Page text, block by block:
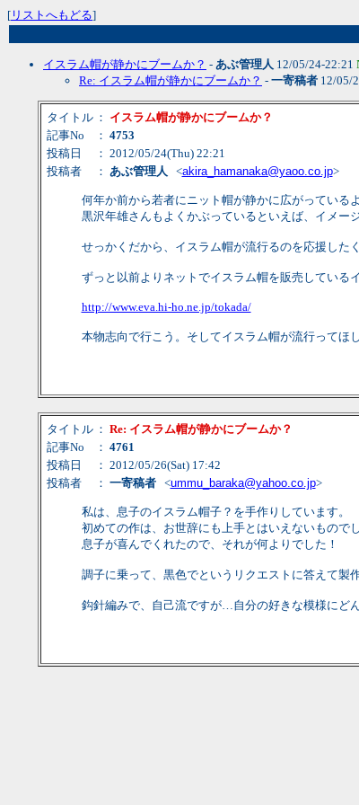
[ リストへもどる]
イスラム帽が静かにブームか？ - あぶ管理人 12/05/24-22:21
Re: イスラム帽が静かにブームか？ - 一寄稿者 12/05/
タイトル ： イスラム帽が静かにブームか？
記事No
： 4753
投稿日
： 2012/05/24(Thu) 22:21
投稿者
： あぶ管理人 <akira_hamanaka@yaoo.co.jp>
何年か前から若者にニット帽が静かに広がっている
黒沢年雄さんもよくかぶっているといえば、イメー
せっかくだから、イスラム帽が流行るのを応援したく
ずっと以前よりネットでイスラム帽を販売している
http://www.eva.hi-ho.ne.jp/tokada/
本物志向で行こう。そしてイスラム帽が流行ってほし
タイトル ： Re: イスラム帽が静かにブームか？
記事No
： 4761
投稿日
： 2012/05/26(Sat) 17:42
投稿者
： 一寄稿者<ummu_baraka@yahoo.co.jp>
私は、息子のイスラム帽子？を手作りしています。
初めての作は、お世辞にも上手とはいえないもので
息子が喜んでくれたので、それが何よりでした！
調子に乗って、黒色でというリクエストに答えて製作
鈎針編みで、自己流ですが…自分の好きな模様にど